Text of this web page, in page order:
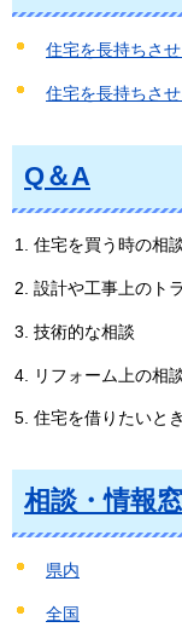
住宅を長持ちさ
住宅を長持ちさ
Q＆A
住宅を買う時の相
設計や工事上のト
技術的な相談
リフォーム上の相
住宅を借りたいと
相談・情報
県内
全国